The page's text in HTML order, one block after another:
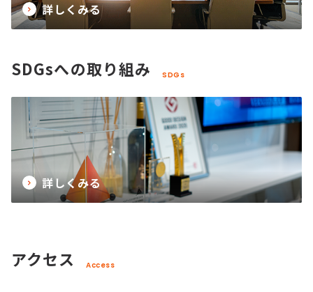
詳しくみる
SDGsへの取り組み SDGs
詳しくみる
アクセス Access